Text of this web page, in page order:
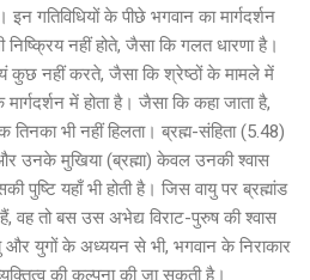
इन गतिविधियों के पीछे भगवान का मार्गदर्शन
नहीं होते, जैसा कि गलत धारणा है।
कुछ नहीं करते, जैसा कि श्रेष्ठों के मामले में
में होता है। जैसा कि कहा जाता है,
भी नहीं हिलता। ब्रह्म-संहिता (5.48)
उनके मुखिया (ब्रह्मा) केवल उनकी श्वास
पुष्टि यहाँ भी होती है। जिस वायु पर ब्रह्मांड
वह तो बस उस अभेद्य विराट-पुरुष की श्वास
और युगों के अध्ययन से भी, भगवान के निराकार
की कल्पना की जा सकती है।